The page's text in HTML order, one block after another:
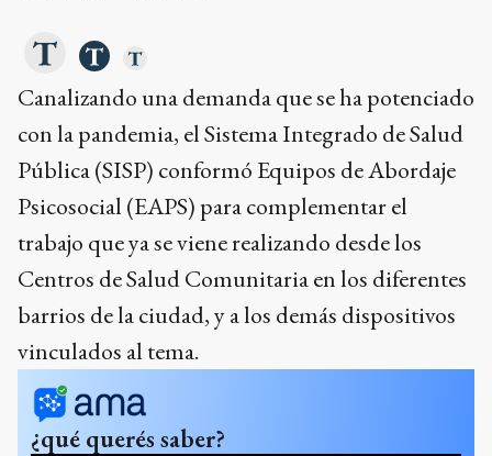
Canalizando una demanda que se ha potenciado
con la pandemia, el Sistema Integrado de Salud
Pública (SISP) conformó Equipos de Abordaje
Psicosocial (EAPS) para complementar el
trabajo que ya se viene realizando desde los
Centros de Salud Comunitaria en los diferentes
barrios de la ciudad, y a los demás dispositivos
vinculados al tema.
¿qué querés saber?